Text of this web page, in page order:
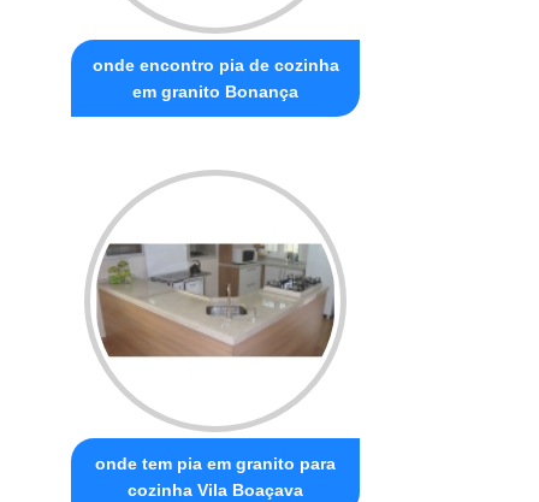
onde encontro pia de cozinha
em granito Bonança
onde tem pia em granito para
cozinha Vila Boaçava